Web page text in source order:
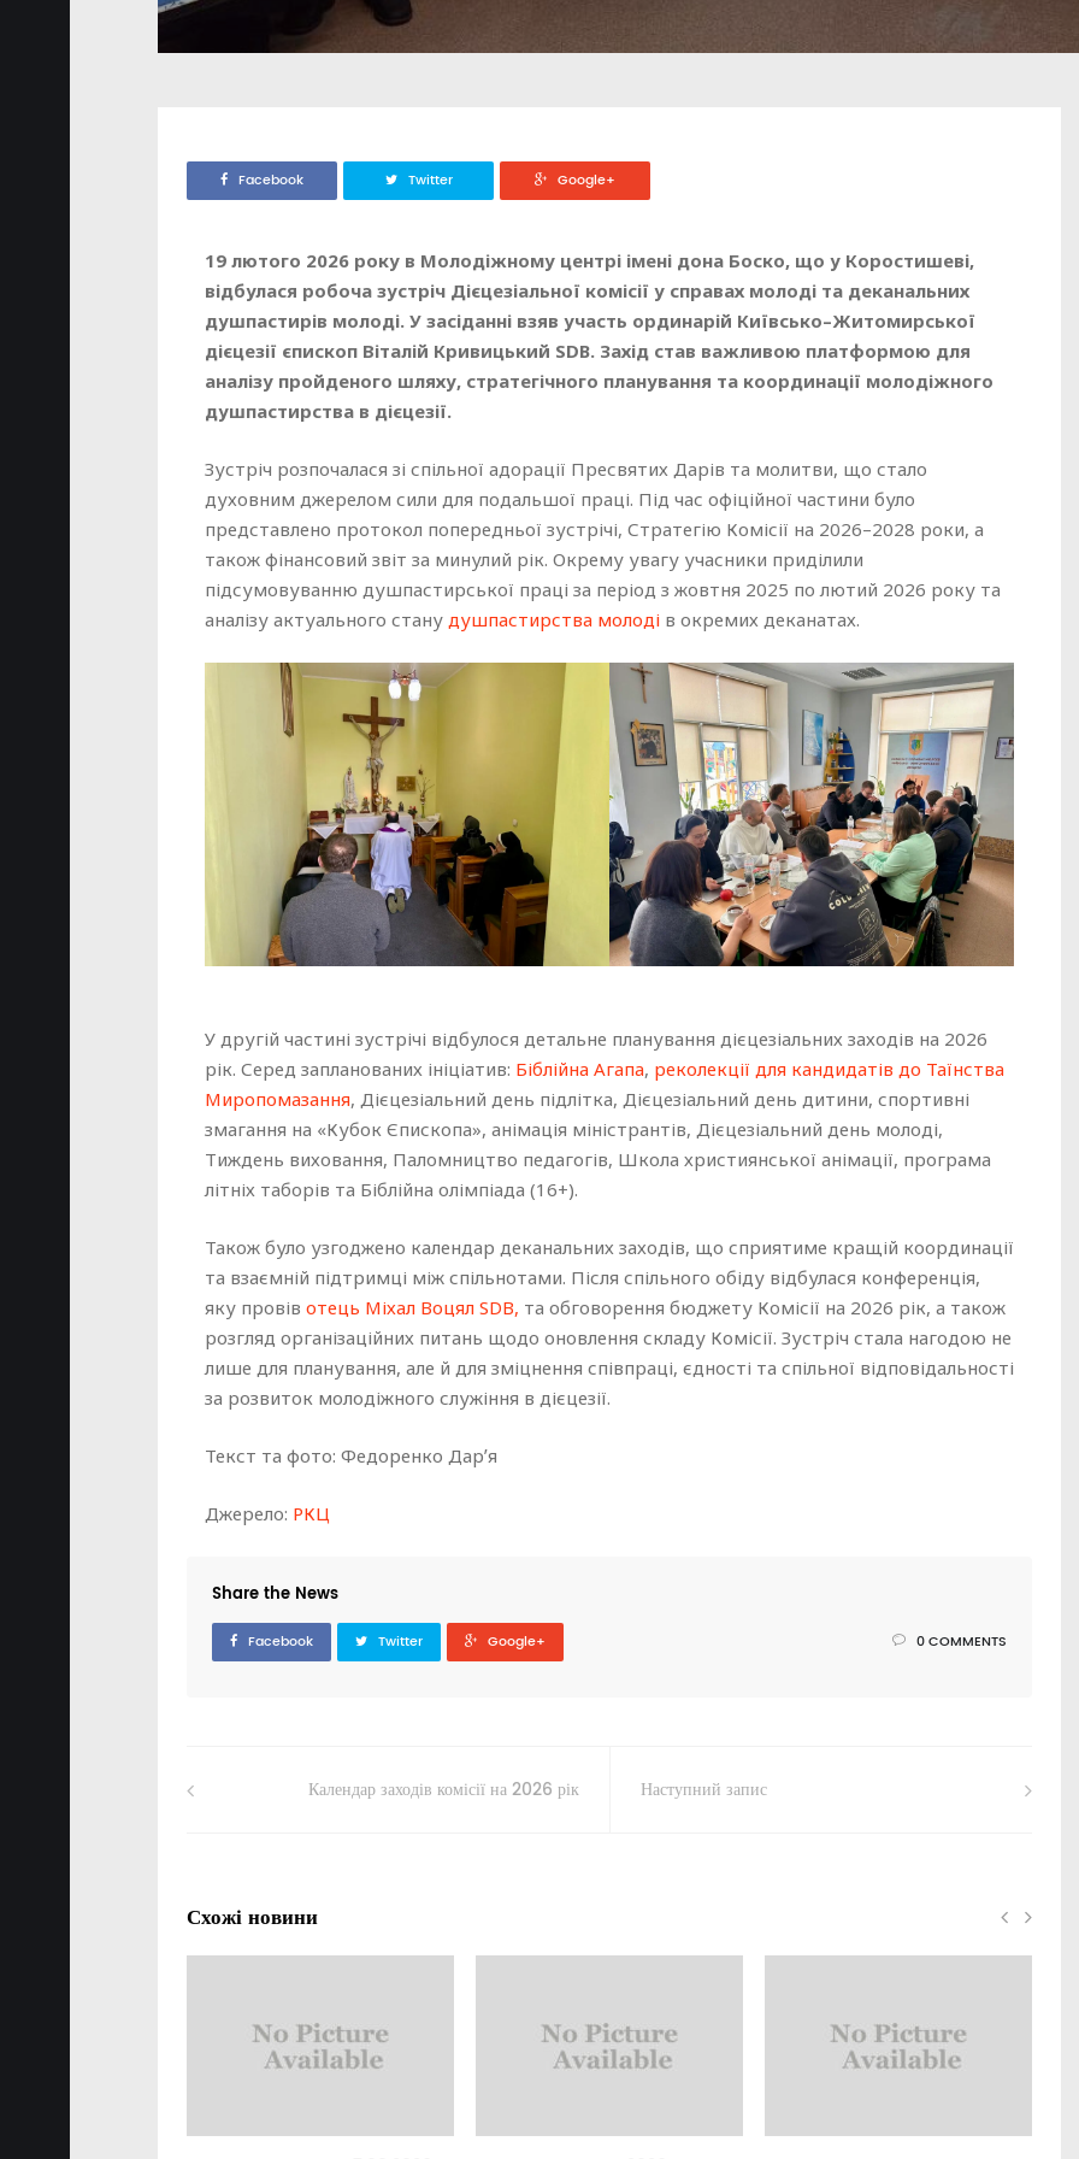
Facebook Twitter Google+
19 лютого 2026 року в Молодіжному центрі імені дона Боско, що у Коростишеві,
відбулася робоча зустріч Дієцезіальної комісії у справах молоді та деканальних
душпастирів молоді. У засіданні взяв участь ординарій Київсько–Житомирської
дієцезії єпископ Віталій Кривицький SDB. Захід став важливою платформою для
аналізу пройденого шляху, стратегічного планування та координації молодіжного
душпастирства в дієцезії.
Зустріч розпочалася зі спільної адорації Пресвятих Дарів та молитви, що стало
духовним джерелом сили для подальшої праці. Під час офіційної частини було
представлено протокол попередньої зустрічі, Стратегію Комісії на 2026–2028 роки, а
також фінансовий звіт за минулий рік. Окрему увагу учасники приділили
підсумовуванню душпастирської праці за період з жовтня 2025 по лютий 2026 року та
аналізу актуального стану душпастирства молоді в окремих деканатах.
У другій частині зустрічі відбулося детальне планування дієцезіальних заходів на 2026
рік. Серед запланованих ініціатив: Біблійна Агапа, реколекції для кандидатів до Таїнства
Миропомазання, Дієцезіальний день підлітка, Дієцезіальний день дитини, спортивні
змагання на «Кубок Єпископа», анімація міністрантів, Дієцезіальний день молоді,
Тиждень виховання, Паломництво педагогів, Школа християнської анімації, програма
літніх таборів та Біблійна олімпіада (16+).
Також було узгоджено календар деканальних заходів, що сприятиме кращій координації
та взаємній підтримці між спільнотами. Після спільного обіду відбулася конференція,
яку провів отець Міхал Воцял SDB, та обговорення бюджету Комісії на 2026 рік, а також
розгляд організаційних питань щодо оновлення складу Комісії. Зустріч стала нагодою не
лише для планування, але й для зміцнення співпраці, єдності та спільної відповідальності
за розвиток молодіжного служіння в дієцезії.
Текст та фото: Федоренко Дарʼя
Джерело: РКЦ
Share the News
Facebook Twitter Google+ 0 COMMENTS
Календар заходів комісії на 2026 рік Наступний запис
Схожі новини